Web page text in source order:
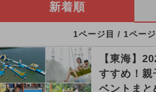
新着順
1ページ目 / 1ページ
【東海】
すすめ！親
ベントまと